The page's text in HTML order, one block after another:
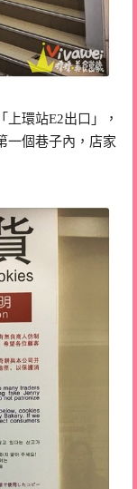
環站E2出口」，
一個巷子內，店家